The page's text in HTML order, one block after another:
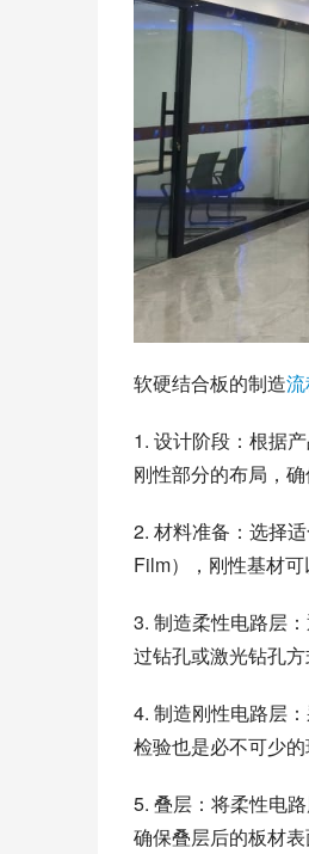
软硬结合板的制造
1. 设计阶段：根据
刚性部分的布局，
2. 材料准备：选择
Film），刚性基材可
3. 制造柔性电路层
过钻孔或激光钻孔
4. 制造刚性电路层
检验也是必不可少的
5. 叠层：将柔性电
确保叠层后的板材表